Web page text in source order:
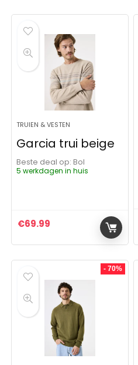
TRUIEN & VESTEN
Garcia trui beige
Beste deal op:
Bol
5 werkdagen in huis
€69.99
- 70%